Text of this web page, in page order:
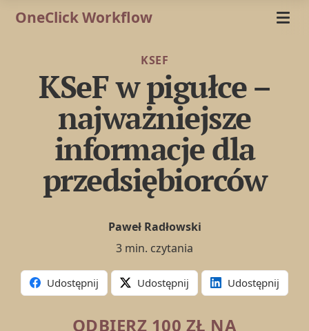
OneClick Workflow
KSEF
KSeF w pigułce –
najważniejsze
informacje dla
przedsiębiorców
Paweł Radłowski
3 min. czytania
Udostępnij Udostępnij Udostępnij
ODBIERZ 100 ZŁ NA